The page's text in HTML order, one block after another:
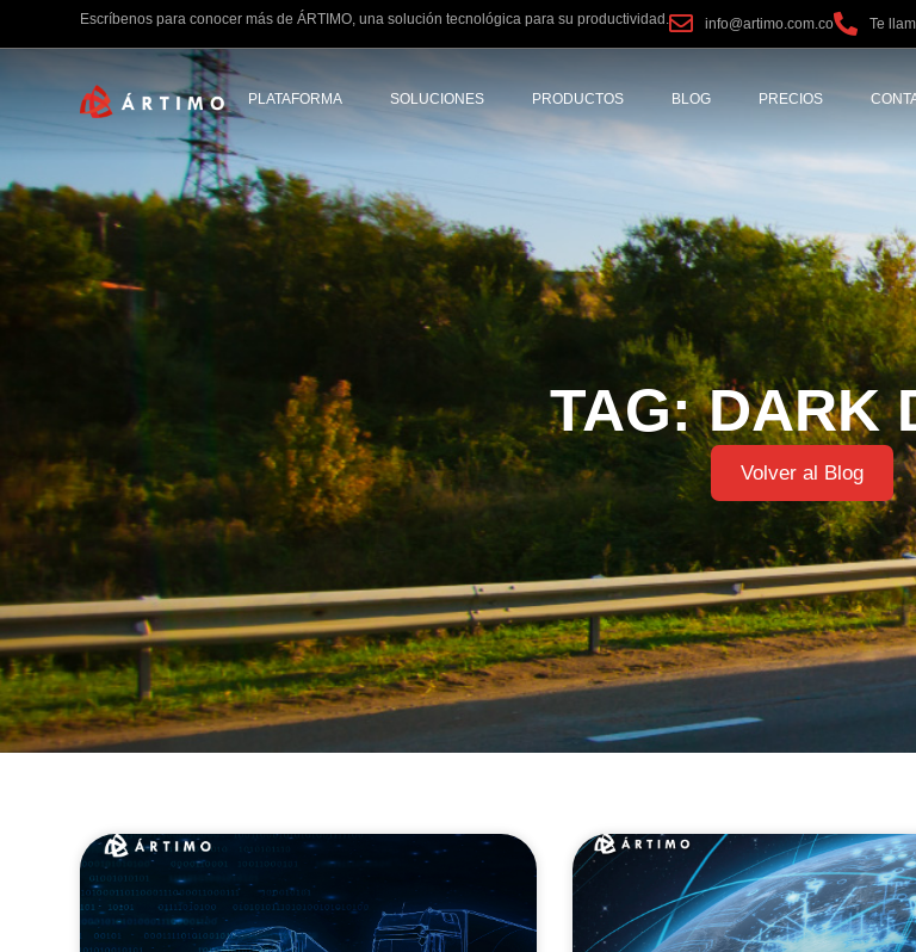
Escríbenos para conocer más de ÁRTIMO, una solución tecnológica para su productividad. info@artimo.com.co Te
PLATAFORMA SOLUCIONES PRODUCTOS BLOG PRECIOS
TAG: DARK
Volver al Blog